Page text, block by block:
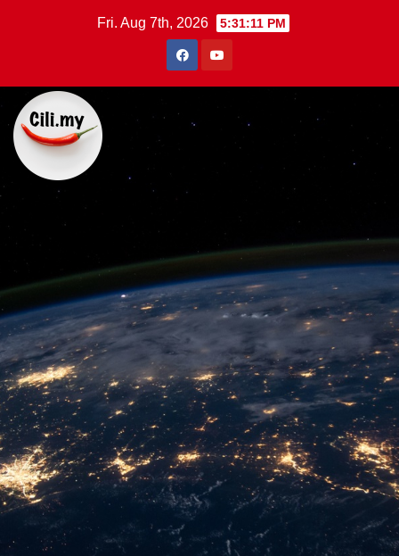
Fri. Aug 7th, 2026 5:31:12 PM